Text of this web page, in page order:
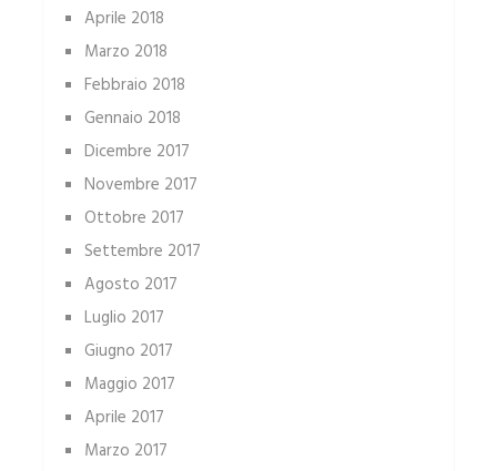
Aprile 2018
Marzo 2018
Febbraio 2018
Gennaio 2018
Dicembre 2017
Novembre 2017
Ottobre 2017
Settembre 2017
Agosto 2017
Luglio 2017
Giugno 2017
Maggio 2017
Aprile 2017
Marzo 2017